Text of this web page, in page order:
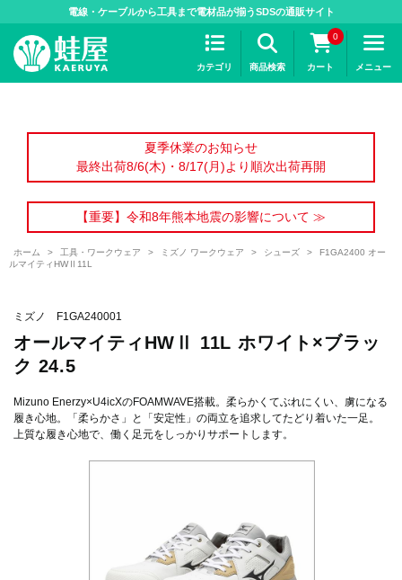
電線・ケーブルから工具まで電材品が揃うSDSの通販サイト
カテゴリ 商品検索
0
カート メニュー
夏季休業のお知らせ
最終出荷8/6(木)・8/17(月)より順次出荷再開
【重要】令和8年熊本地震の影響について ≫
ホーム > 工具・ワークウェア > ミズノ ワークウェア > シューズ >
F1GA2400 オー
ルマイティHWⅡ11L
ミズノ F1GA240001
オールマイティHWⅡ 11L ホワイト×ブラッ
ク 24.5
Mizuno Enerzy×U4icXのFOAMWAVE搭載。柔らかくてぶれにくい、虜になる
履き心地。「柔らかさ」と「安定性」の両立を追求してたどり着いた一足。
上質な履き心地で、働く足元をしっかりサポートします。